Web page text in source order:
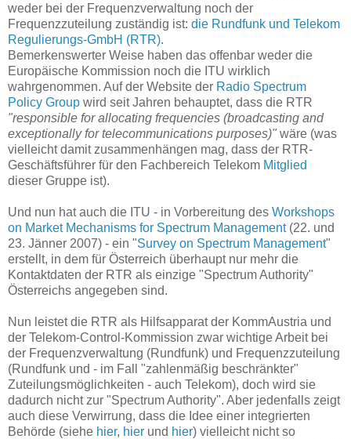
weder bei der Frequenzverwaltung noch der
Frequenzzuteilung zuständig ist: die Rundfunk und Telekom
Regulierungs-GmbH (RTR).
Bemerkenswerter Weise haben das offenbar weder die
Europäische Kommission noch die ITU wirklich
wahrgenommen. Auf der Website der Radio Spectrum
Policy Group wird seit Jahren behauptet, dass die RTR
"responsible for allocating frequencies (broadcasting and
exceptionally for telecommunications purposes)" wäre (was
vielleicht damit zusammenhängen mag, dass der RTR-
Geschäftsführer für den Fachbereich Telekom Mitglied
dieser Gruppe ist).
Und nun hat auch die ITU - in Vorbereitung des Workshops
on Market Mechanisms for Spectrum Management(22. und
23. Jänner 2007) - ein "Survey on Spectrum Management"
erstellt, in dem für Österreich überhaupt nur mehr die
Kontaktdaten der RTR als einzige "Spectrum Authority"
Österreichs angegeben sind.
Nun leistet die RTR als Hilfsapparat der KommAustria und
der Telekom-Control-Kommission zwar wichtige Arbeit bei
der Frequenzverwaltung (Rundfunk) und Frequenzzuteilung
(Rundfunk und - im Fall "zahlenmäßig beschränkter"
Zuteilungsmöglichkeiten - auch Telekom), doch wird sie
dadurch nicht zur "Spectrum Authority". Aber jedenfalls zeigt
auch diese Verwirrung, dass die Idee einer integrierten
Behörde (siehe hier, hier und hier) vielleicht nicht so